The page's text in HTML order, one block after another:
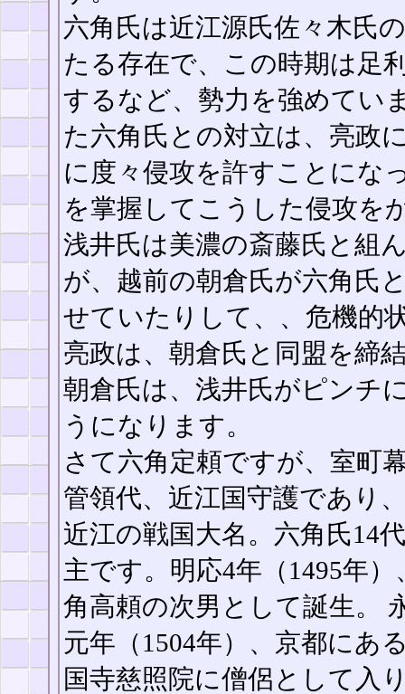
六角氏は近江源氏佐々木氏
たる存在で、この時期は足
するなど、勢力を強めてい
た六角氏との対立は、亮政
に度々侵攻を許すことにな
を掌握してこうした侵攻を
浅井氏は美濃の斎藤氏と組
が、越前の朝倉氏が六角氏
せていたりして、、危機的
亮政は、朝倉氏と同盟を締
朝倉氏は、浅井氏がピンチ
うになります。
さて六角定頼ですが、室町
管領代、近江国守護であり
近江の戦国大名。六角氏14
主です。明応4年（1495年）
角高頼の次男として誕生。
元年（1504年）、京都にあ
国寺慈照院に僧侶として入